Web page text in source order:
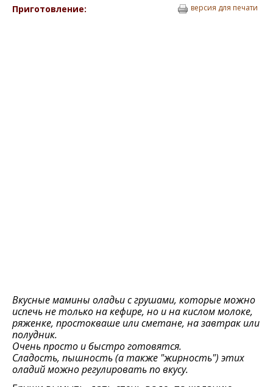
Приготовление: версия для печати
Вкусные мамины оладьи с грушами, которые можно
испечь не только на кефире, но и на кислом молоке,
ряженке, простокваше или сметане, на завтрак или
полудник.
Очень просто и быстро готовятся.
Сладость, пышность (а также "жирность") этих
оладий можно регулировать по вкусу.